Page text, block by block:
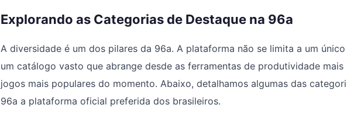
Explorando as Categorias de Destaque na 96a
A diversidade é um dos pilares da 96a. A plataforma não se limita a um
um catálogo vasto que abrange desde as ferramentas de produtividade
jogos mais populares do momento. Abaixo, detalhamos algumas das
96a a plataforma oficial preferida dos brasileiros.